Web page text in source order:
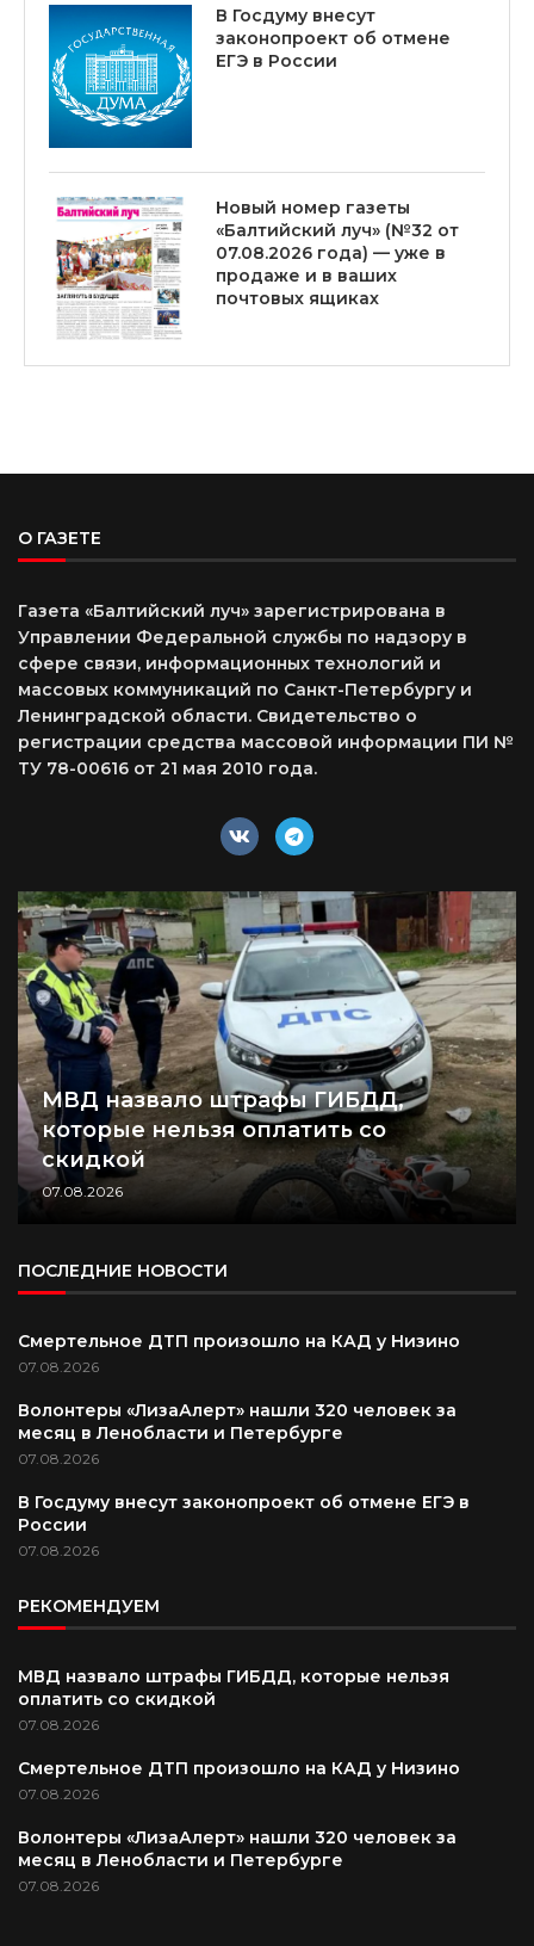
В Госдуму внесут
законопроект об отмене
ЕГЭ в России
Новый номер газеты
«Балтийский луч» (№32 от
07.08.2026 года) — уже в
продаже и в ваших
почтовых ящиках
О ГАЗЕТЕ
Газета «Балтийский луч» зарегистрирована в
Управлении Федеральной службы по надзору в
сфере связи, информационных технологий и
массовых коммуникаций по Санкт-Петербургу и
Ленинградской области. Свидетельство о
регистрации средства массовой информации ПИ №
ТУ 78-00616 от 21 мая 2010 года.
МВД назвало штрафы ГИБДД,
которые нельзя оплатить со
скидкой
07.08.2026
ПОСЛЕДНИЕ НОВОСТИ
Смертельное ДТП произошло на КАД у Низино
07.08.2026
Волонтеры «ЛизаАлерт» нашли 320 человек за
месяц в Ленобласти и Петербурге
07.08.2026
В Госдуму внесут законопроект об отмене ЕГЭ в
России
07.08.2026
РЕКОМЕНДУЕМ
МВД назвало штрафы ГИБДД, которые нельзя
оплатить со скидкой
07.08.2026
Смертельное ДТП произошло на КАД у Низино
07.08.2026
Волонтеры «ЛизаАлерт» нашли 320 человек за
месяц в Ленобласти и Петербурге
07.08.2026